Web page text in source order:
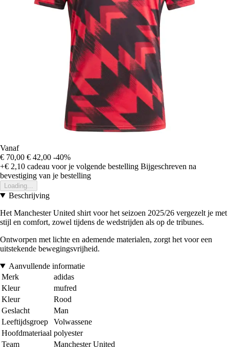
Vanaf
€ 70,00 € 42,00 -40%
+€ 2,10 cadeau voor je volgende bestelling Bijgeschreven na
bevestiging van je bestelling
Loading...
Beschrijving
Het Manchester United shirt voor het seizoen 2025/26 vergezelt je met
stijl en comfort, zowel tijdens de wedstrijden als op de tribunes.
Ontworpen met lichte en ademende materialen, zorgt het voor een
uitstekende bewegingsvrijheid.
Aanvullende informatie
Merk
adidas
Kleur
mufred
Kleur
Rood
Geslacht
Man
Leeftijdsgroep
Volwassene
Hoofdmateriaal polyester
Team
Manchester United